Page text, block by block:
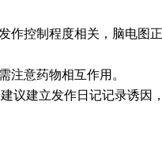
控制程度相关，脑电图
注意药物相互作用。
议建立发作日记记录诱因